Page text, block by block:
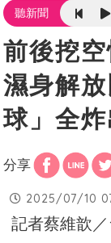
聽新聞
前後挖
濕身解
球」全炸
分享
2025/07/10
記者蔡維歆